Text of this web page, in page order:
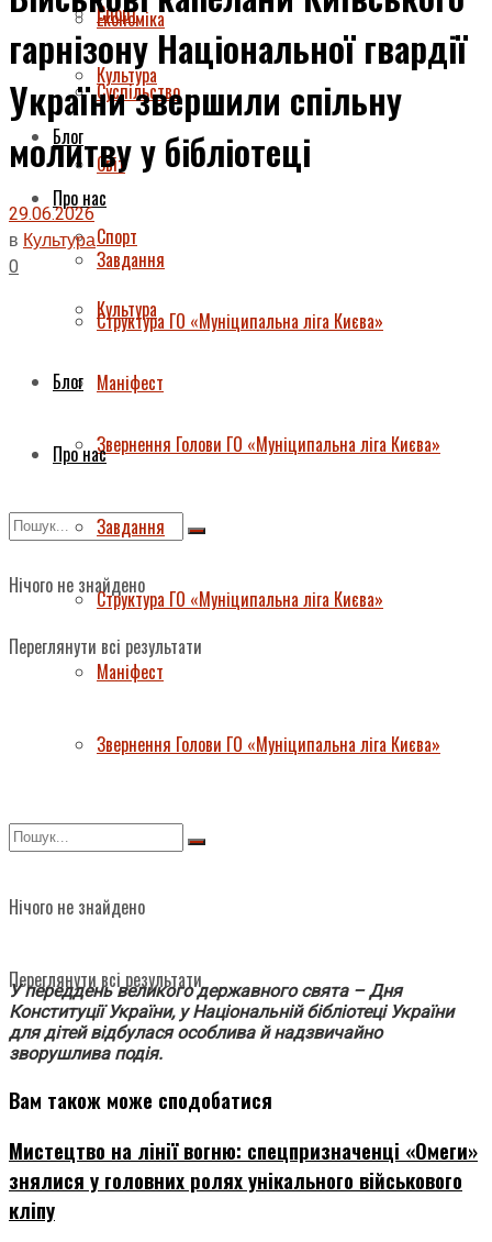
Спорт
Культура
Блог
Про нас
Завдання
Структура ГО «Муніципальна ліга Києва»
Маніфест
Звернення Голови ГО «Муніципальна ліга Києва»
Нічого не знайдено
Переглянути всі результати
Економіка
Суспільство
Світ
Спорт
Культура
Блог
Про нас
Завдання
Структура ГО «Муніципальна ліга Києва»
Маніфест
Звернення Голови ГО «Муніципальна ліга Києва»
Нічого не знайдено
Переглянути всі результати
гарнізону Національної гвардії
України звершили спільну
молитву у бібліотеці
29.06.2026
в Культура
0
У переддень великого державного свята – Дня
Конституції України, у Національній бібліотеці України
для дітей відбулася особлива й надзвичайно
зворушлива подія.
Вам також може сподобатися
Мистецтво на лінії вогню: спецпризначенці «Омеги»
знялися у головних ролях унікального військового
кліпу